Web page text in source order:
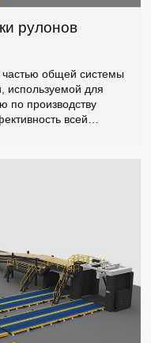
рулонов
частью общей системы
используемой для
по производству
всей